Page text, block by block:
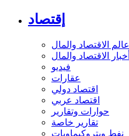
إقتصاد
عالم الاقتصاد والمال
أخبار الاقتصاد والمال
فيديو
عقارات
اقتصاد دولي
اقتصاد عربي
حوارات وتقارير
تقارير خاصة
نفط وبتروكيماويات